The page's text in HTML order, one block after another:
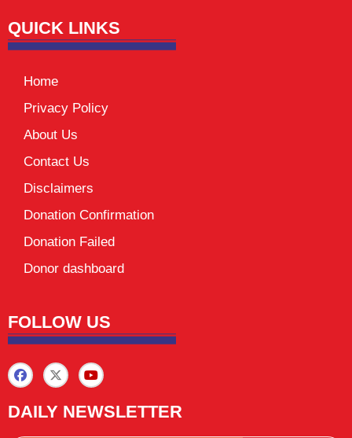
QUICK LINKS
Home
Privacy Policy
About Us
Contact Us
Disclaimers
Donation Confirmation
Donation Failed
Donor dashboard
FOLLOW US
DAILY NEWSLETTER